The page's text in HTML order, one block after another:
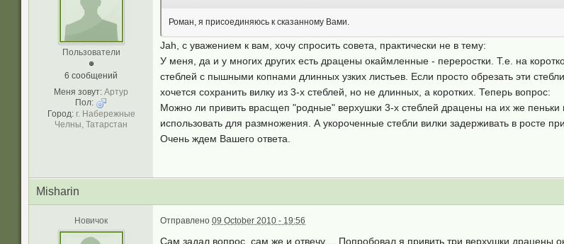
Пользователи
6 сообщений
Меня зовут: Артур
Пол:
Город: г. Набережные
Челны, Татарстан
Роман, я присоединяюсь к сказанному Вами.
Jah, с уважением к вам, хочу спросить совета, практически не в тему:
У меня, да и у многих других есть драцены окаймленные - переростки. Т.е. на
стеблей с пышными копнами длинных узких листьев. Если просто обрезать эти
хочется сохранить вилку из 3-х стеблей, но не длинных, а коротких. Теперь вопрос:
Можно ли привить врасщеп "родные" верхушки 3-х стеблей драцены на их же пеньки
использовать для размножения. А укороченные стебли вилки задерживать в росте
Очень ждем Вашего ответа.
Misharin
Новичок Отправлено 09 October 2010 - 19:56
Сам задал вопрос, сам же и отвечу.... Попробовал я привить три верхушки драцены